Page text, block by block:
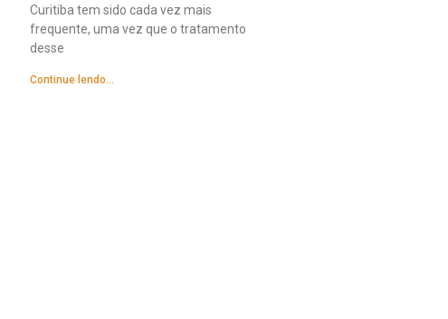
Curitiba tem sido cada vez mais
frequente, uma vez que o tratamento
desse
Continue lendo...